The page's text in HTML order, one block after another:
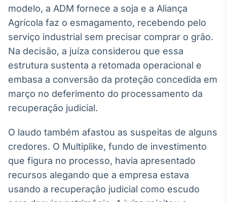
Curadoria de
conteúdos
noticiosos
Soluções de
Tecnologia
Broadcast
Radar
Monitoramento
inteligente de
Broadcast
Fundos
A melhor
plataforma para
analisar fundos
de investimento
no Brasil
modelo, a ADM fornece a soja e a Aliança
Agrícola faz o esmagamento, recebendo pelo
serviço industrial sem precisar comprar o grão.
Na decisão, a juíza considerou que essa
estrutura sustenta a retomada operacional e
embasa a conversão da proteção concedida em
março no deferimento do processamento da
recuperação judicial.
O laudo também afastou as suspeitas de alguns
credores. O Multiplike, fundo de investimento
que figura no processo, havia apresentado
recursos alegando que a empresa estava
usando a recuperação judicial como escudo